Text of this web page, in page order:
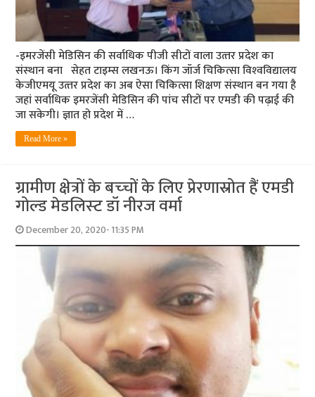
-इमरजेंसी मेडिसिन की सर्वाधिक पीजी सीटों वाला उत्‍तर प्रदेश का
संस्‍थान बना सेहत टाइम्‍स लखनऊ। किंग जॉर्ज चिकित्‍सा विश्‍वविद्यालय
केजीएमयू उत्‍तर प्रदेश का अब ऐसा चिकित्‍सा शिक्षण संस्‍थान बन गया है
जहां सर्वाधिक इमरजेंसी मेडिसिन की पांच सीटों पर एमडी की पढ़ाई की
जा सकेगी। ज्ञात हो प्रदेश में …
Read More »
ग्रामीण क्षेत्रों के बच्‍चों के लिए प्रेरणास्रोत हैं एमडी
गोल्‍ड मेडलिस्‍ट डॉ नीरज वर्मा
December 20, 2020- 11:35 PM